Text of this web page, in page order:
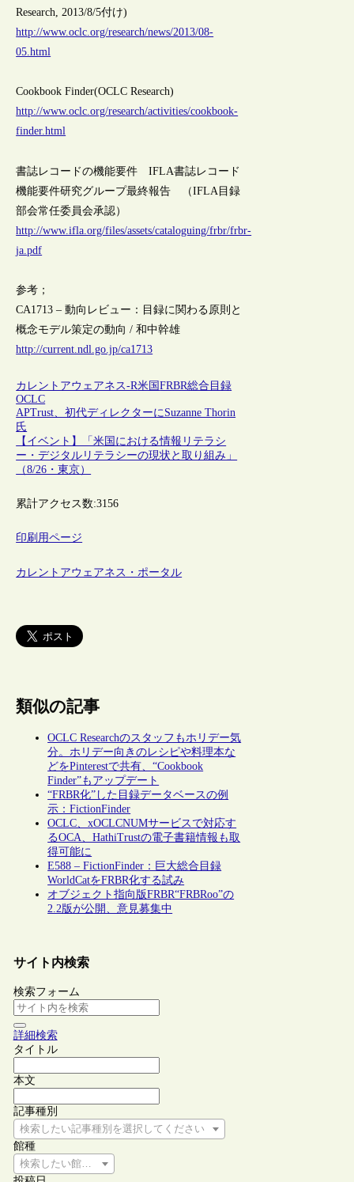
Research, 2013/8/5付け)
http://www.oclc.org/research/news/2013/08-
05.html
Cookbook Finder(OCLC Research)
http://www.oclc.org/research/activities/cookbook-
finder.html
書誌レコードの機能要件 IFLA書誌レコード
機能要件研究グループ最終報告 （IFLA目録
部会常任委員会承認）
http://www.ifla.org/files/assets/cataloguing/frbr/frbr-
ja.pdf
参考；
CA1713 – 動向レビュー：目録に関わる原則と
概念モデル策定の動向 / 和中幹雄
http://current.ndl.go.jp/ca1713
カレントアウェアネス-R米国FRBR総合目録
OCLC
APTrust、初代ディレクターにSuzanne Thorin
氏
【イベント】「米国における情報リテラシ
ー・デジタルリテラシーの現状と取り組み」
（8/26・東京）
累計アクセス数:3156
印刷用ページ
カレントアウェアネス・ポータル
類似の記事
OCLC Researchのスタッフもホリデー気
分。ホリデー向きのレシピや料理本な
どをPinterestで共有、“Cookbook
Finder”もアップデート
“FRBR化”した目録データベースの例
示：FictionFinder
OCLC、xOCLCNUMサービスで対応す
るOCA、HathiTrustの電子書籍情報も取
得可能に
E588 – FictionFinder：巨大総合目録
WorldCatをFRBR化する試み
オブジェクト指向版FRBR“FRBRoo”の
2.2版が公開、意見募集中
サイト内検索
検索フォーム
詳細検索
タイトル
本文
記事種別
検索したい記事種別を選択してください
館種
検索したい館種を選択してください